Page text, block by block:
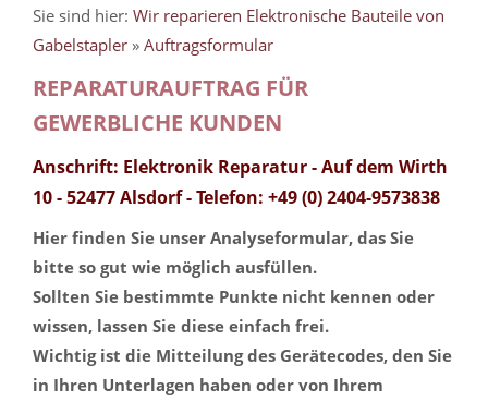
Sie sind hier: Wir reparieren Elektronische Bauteile von
Gabelstapler » Auftragsformular
REPARATURAUFTRAG FÜR
GEWERBLICHE KUNDEN
Anschrift: Elektronik Reparatur - Auf dem Wirth
10 - 52477 Alsdorf - Telefon: +49 (0) 2404-9573838
Hier finden Sie unser Analyseformular, das Sie
bitte so gut wie möglich ausfüllen.
Sollten Sie bestimmte Punkte nicht kennen oder
wissen, lassen Sie diese einfach frei.
Wichtig ist die Mitteilung des Gerätecodes, den Sie
in Ihren Unterlagen haben oder von Ihrem